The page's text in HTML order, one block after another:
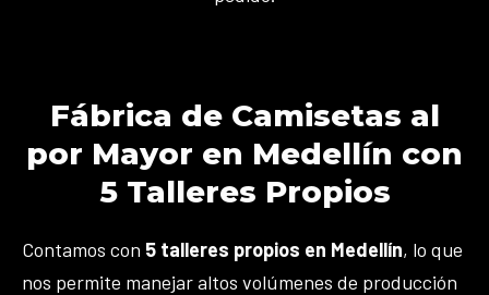
Fábrica de Camisetas al
por Mayor en Medellín con
5 Talleres Propios
Contamos con 5 talleres propios en Medellín, lo que
nos permite manejar altos volúmenes de producción